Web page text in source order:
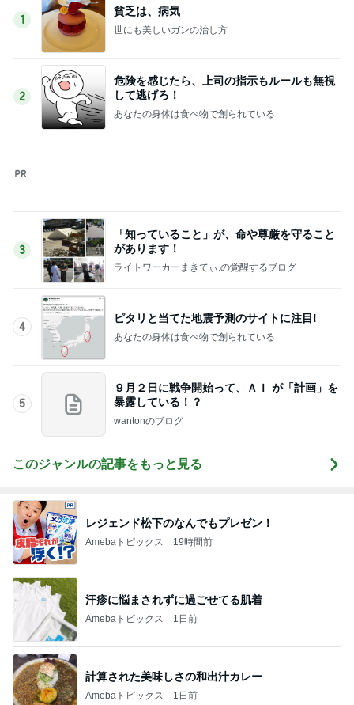
1
貧乏は、病気
世にも美しいガンの治し方
2
危険を感じたら、上司の指示もルールも無視
して逃げろ！
あなたの身体は食べ物で創られている
3
4
ピタリと当てた地震予測のサイトに注目!
5
９月２日に戦争開始って、ＡＩ が「計画」を
暴露している！？
wantonのブログ
このジャンルの記事をもっと見る
Amebaトピックス 19時間前
汗疹に悩まされずに過ごせてる肌着
Amebaトピックス 1日前
計算された美味しさの和出汁カレー
Amebaトピックス 1日前